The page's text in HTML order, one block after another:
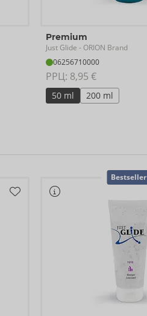
Premium
Just Glide - ORION Brand
06256710000
РРЦ: 8,95 €
50 ml 200 ml
Bestseller